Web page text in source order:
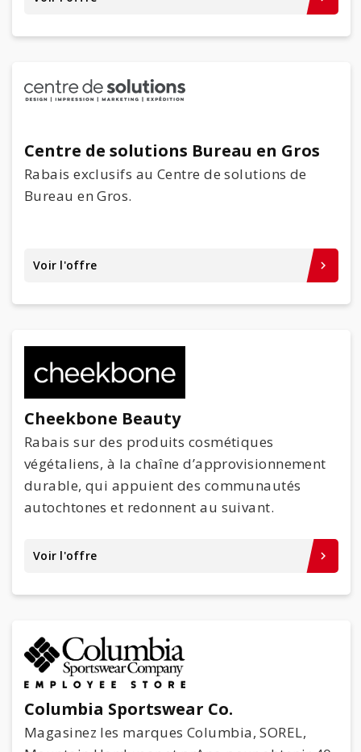
Centre de solutions Bureau en Gros
Rabais exclusifs au Centre de solutions de
Bureau en Gros.
Voir l'offre keyboard_arrow_right
Cheekbone Beauty
Rabais sur des produits cosmétiques
végétaliens, à la chaîne d’approvisionnement
durable, qui appuient des communautés
autochtones et redonnent au suivant.
Voir l'offre keyboard_arrow_right
Columbia Sportswear Co.
Magasinez les marques Columbia, SOREL,